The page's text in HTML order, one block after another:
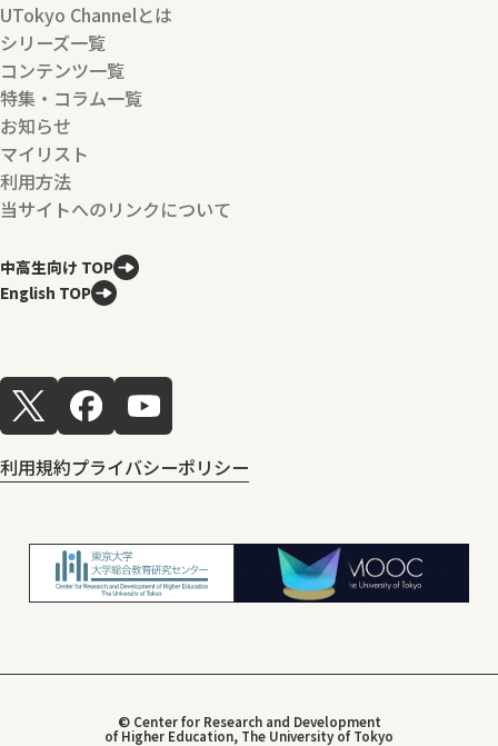
UTokyo Channelとは
シリーズ一覧
コンテンツ一覧
特集・コラム一覧
お知らせ
マイリスト
利用方法
当サイトへのリンクについて
中高生向け TOP
English TOP
利用規約プライバシーポリシー
© Center for Research and Development
of Higher Education, The University of Tokyo